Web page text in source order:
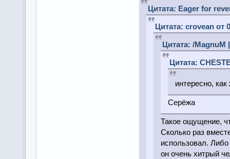
Цитата: Eager for
Цитата: crovean от
Цитата: /MagnuM
Цитата:
интересно,
Серёжа
Такое ощущение,
Сколько раз
использовал.
он очень хитрый